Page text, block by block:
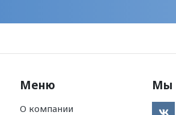
Меню
О компании
Мы